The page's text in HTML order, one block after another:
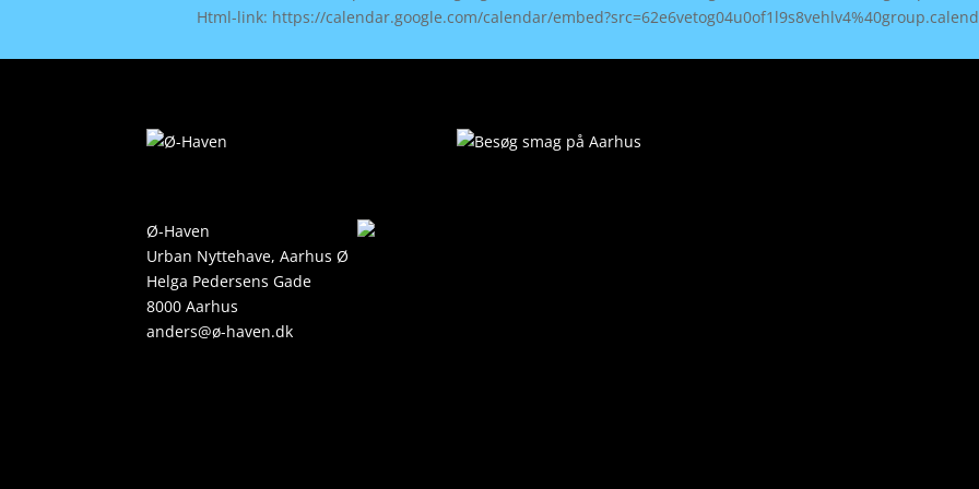
Html-link: https://calendar.google.com/calendar/
Ø-Haven
Urban Nyttehave, Aarhus Ø
Helga Pedersens Gade
8000 Aarhus
anders@ø-haven.dk